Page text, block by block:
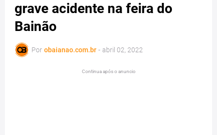
grave acidente na feira do
Bainão
Por obaianao.com.br - abril 02, 2022
Continua após o anuncio